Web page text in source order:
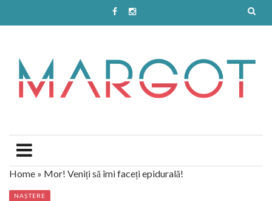
Home » Mor! Veniți să îmi faceți epidurală!
NAȘTERE